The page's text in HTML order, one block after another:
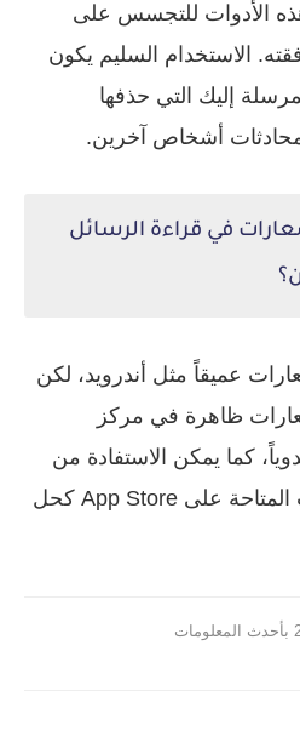
الأدوات للتجسس على
الاستخدام السليم يكون
إليك التي حذفها
أشخاص آخرين.
في قراءة الرسائل
عميقاً مثل أندرويد، لكن
ظاهرة في مركز
كما يمكن الاستفادة من
تطبيقات حفظ الإشعارات المتاحة على App Store كحل